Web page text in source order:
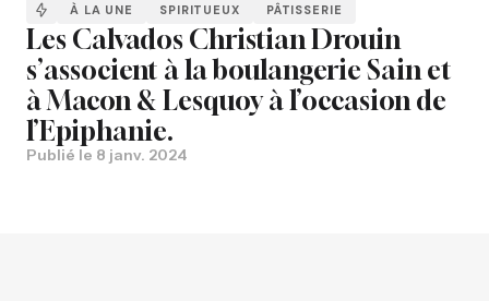
À LA UNE SPIRITUEUX PÂTISSERIE
Les Calvados Christian Drouin
s’associent à la boulangerie Sain et
à Macon & Lesquoy à l’occasion de
l’Epiphanie.
Publié le 8 janv. 2024